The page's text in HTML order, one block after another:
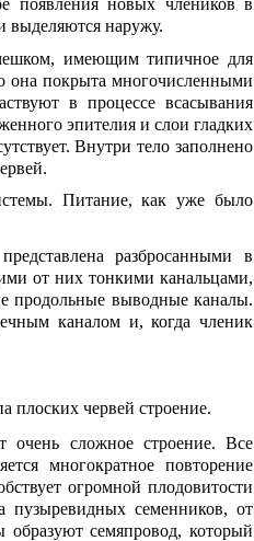
появления новых члеников в
выделяются наружу.
имеющим типичное для
она покрыта многочисленными
в процессе всасывания
эпителия и слои гладких
Внутри тело заполнено
Питание, как уже было
разбросанными в
от них тонкими канальцами,
продольные выводные каналы.
каналом и, когда членик
плоских червей строение.
очень сложное строение. Все
многократное повторение
огромной плодовитости
пузыревидных семенников, от
образуют семяпровод, который